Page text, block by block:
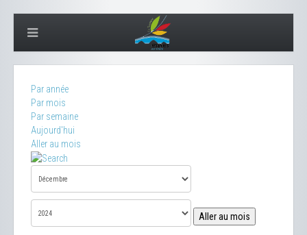
Par année
Par mois
Par semaine
Aujourd'hui
Aller au mois
Aller au mois